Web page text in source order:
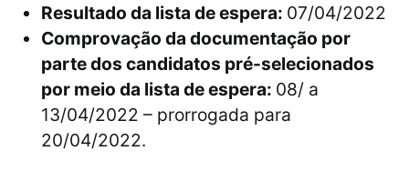
Resultado da lista de espera: 07/04/2022
Comprovação da documentação por
parte dos candidatos pré-selecionados
por meio da lista de espera: 08/ a
13/04/2022 – prorrogada para
20/04/2022.